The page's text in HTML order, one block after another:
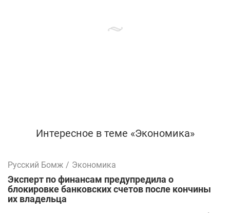
Интересное в теме «Экономика»
Русский Бомж / Экономика
Эксперт по финансам предупредила о
блокировке банковских счетов после кончины
их владельца